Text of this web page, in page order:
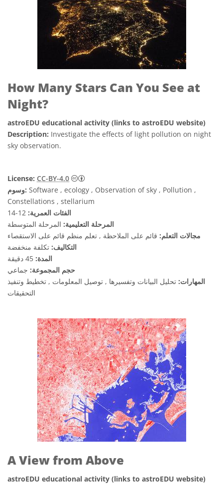
How Many Stars Can You See at
Night?
astroEDU educational activity (links to astroEDU website)
Description: Investigate the effects of light pollution on night
sky observation.
License: CC-BY-4.0
وسوم: Software , ecology , Observation of sky , Pollution ,
Constellations , stellarium
الفئات العمرية:
المرحلة التعليمية: المرحلة المتوسطة
مجالات التعلم: قائم على الملاحظة , تعلم منظم قائم على الاستقصاء
التكاليف: تكلفة منخفضة
المدة:
حجم المجموعة: جماعي
المهارات: تحليل البيانات وتفسيرها , توصيل المعلومات , تخطيط وتنفيذ
التحقيقات
A View from Above
astroEDU educational activity (links to astroEDU website)